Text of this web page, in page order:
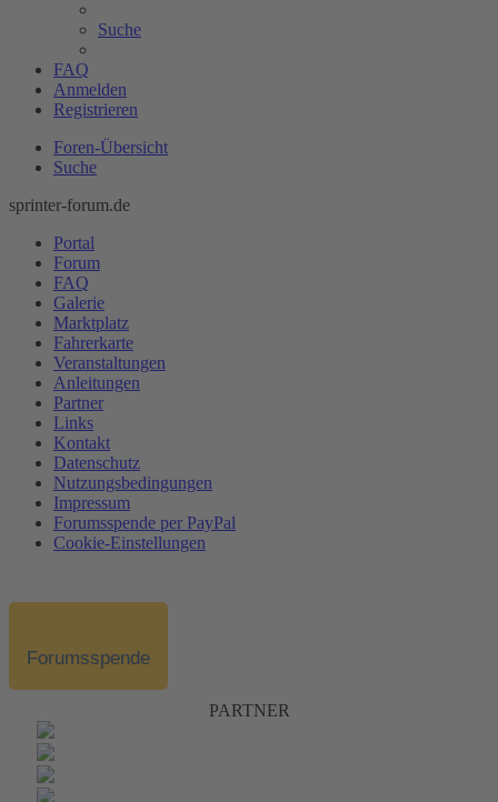
Suche
FAQ
Anmelden
Registrieren
Foren-Übersicht
Suche
sprinter-forum.de
Portal
Forum
FAQ
Galerie
Marktplatz
Fahrerkarte
Veranstaltungen
Anleitungen
Partner
Links
Kontakt
Datenschutz
Nutzungsbedingungen
Impressum
Forumsspende per PayPal
Cookie-Einstellungen
Forumsspende
PARTNER